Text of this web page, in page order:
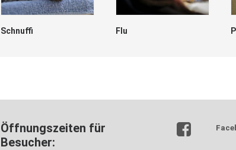
Schnuffi Flu
Öffnungszeiten für
Besucher: